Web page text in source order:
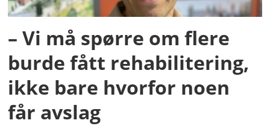
– Vi må spørre om flere
burde fått rehabilitering,
ikke bare hvorfor noen
får avslag